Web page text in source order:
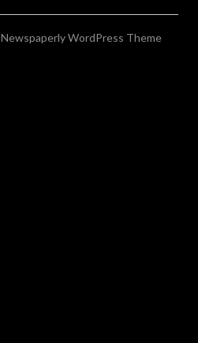
Newspaperly WordPress Theme